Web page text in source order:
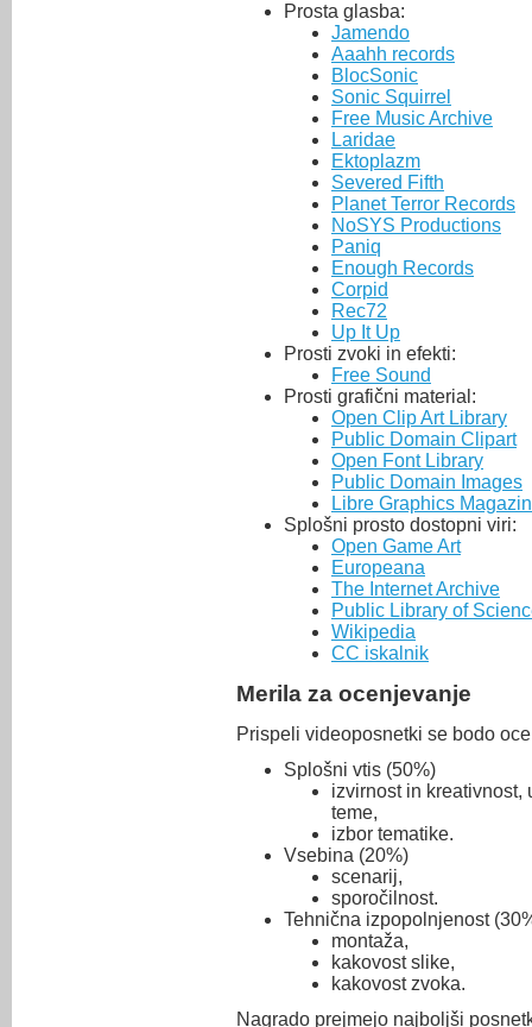
Prosta glasba:
Jamendo
Aaahh records
BlocSonic
Sonic Squirrel
Free Music Archive
Laridae
Ektoplazm
Severed Fifth
Planet Terror Records
NoSYS Productions
Paniq
Enough Records
Corpid
Rec72
Up It Up
Prosti zvoki in efekti:
Free Sound
Prosti grafični material:
Open Clip Art Library
Public Domain Clipart
Open Font Library
Public Domain Images
Libre Graphics
Splošni prosto dostopni viri:
Open Game Art
Europeana
The Internet Archive
Public Library of
Wikipedia
CC iskalnik
Merila za ocenjevanje
Prispeli videoposnetki se bodo
Splošni vtis (50%)
izvirnost in kreativnost,
teme,
izbor tematike.
Vsebina (20%)
scenarij,
sporočilnost.
Tehnična izpopolnjenost
montaža,
kakovost slike,
kakovost zvoka.
Nagrado prejmejo najboljši